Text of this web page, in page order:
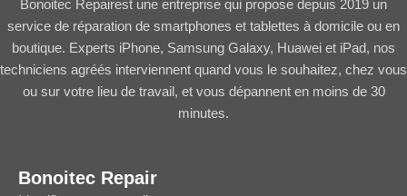
Bonoitec Repairest une entreprise qui propose depuis 2019 un
service de réparation de smartphones et tablettes à domicile ou en
boutique. Experts iPhone, Samsung Galaxy, Huawei et iPad, nos
techniciens agréés interviennent quand vous le souhaitez, chez vous
ou sur votre lieu de travail, et vous dépannent en moins de 30
minutes.
Bonoitec Repair